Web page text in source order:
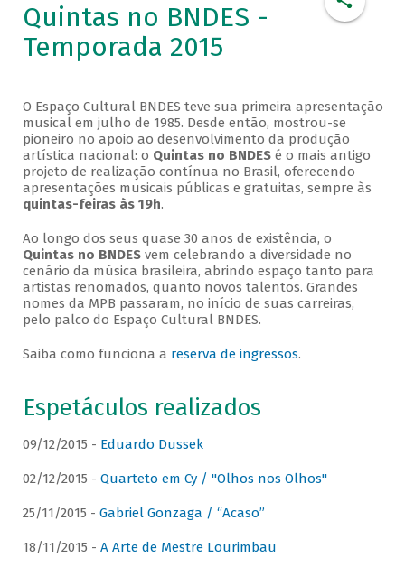
Quintas no BNDES -
Temporada 2015
O Espaço Cultural BNDES teve sua primeira apresentação
musical em julho de 1985. Desde então, mostrou-se
pioneiro no apoio ao desenvolvimento da produção
artística nacional: o Quintas no BNDESé o mais antigo
projeto de realização contínua no Brasil, oferecendo
apresentações musicais públicas e gratuitas, sempre às
quintas-feiras às 19h.
Ao longo dos seus quase 30 anos de existência, o
Quintas no BNDESvem celebrando a diversidade no
cenário da música brasileira, abrindo espaço tanto para
artistas renomados, quanto novos talentos. Grandes
nomes da MPB passaram, no início de suas carreiras,
pelo palco do Espaço Cultural BNDES.
Saiba como funciona a reserva de ingressos.
Espetáculos realizados
09/12/2015 - Eduardo Dussek
02/12/2015 - Quarteto em Cy / "Olhos nos Olhos"
25/11/2015 - Gabriel Gonzaga / “Acaso”
18/11/2015 - A Arte de Mestre Lourimbau